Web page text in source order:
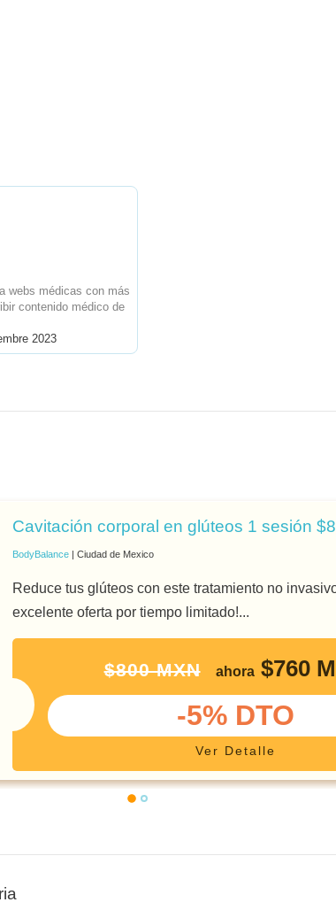
webs médicas con más
contenido médico de
2023
Cavitación corporal en glúteos 1 sesión
BodyBalance | Ciudad de Mexico
Reduce tus glúteos con este tratamiento no
excelente oferta por tiempo limitado!...
$800 MXN ahora$760
-5% DTO
Ver Detalle